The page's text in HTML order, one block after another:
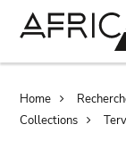
Home
Collections